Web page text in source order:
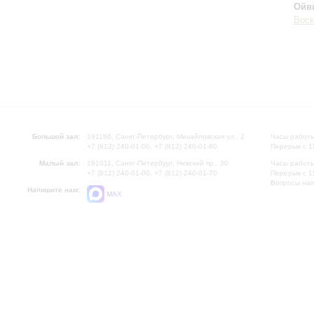
Большой зал:
191186, Санкт-Петербург, Михайловская ул., 2
+7 (812) 240-01-00, +7 (812) 240-01-80
Малый зал:
191011, Санкт-Петербург, Невский пр., 30
+7 (812) 240-01-00, +7 (812) 240-01-70
Напишите нам:
MAX
Часы
Перерыв с
Часы
Перерыв с
Вопросы